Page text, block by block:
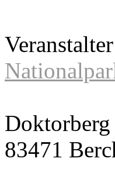
Doktorberg
83471